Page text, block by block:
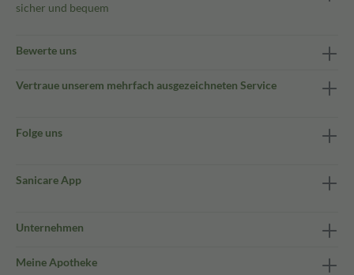
sicher und bequem
Bewerte uns
Vertraue unserem mehrfach ausgezeichneten Service
Folge uns
Sanicare App
Unternehmen
Meine Apotheke